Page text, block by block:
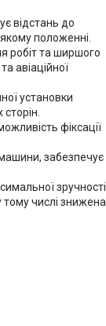
відстань до
положенні.
робіт та ширшого
авіаційної
установки
фіксації
забезпечує
зручності
числі знижена